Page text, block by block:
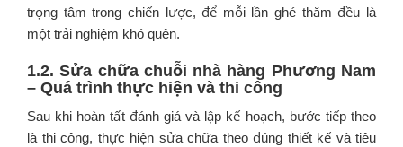
trọng tâm trong chiến lược, để mỗi lần ghé thăm đều là
một trải nghiệm khó quên.
1.2. Sửa chữa chuỗi nhà hàng Phương Nam
– Quá trình thực hiện và thi công
Sau khi hoàn tất đánh giá và lập kế hoạch, bước tiếp theo
là thi công, thực hiện sửa chữa theo đúng thiết kế và tiêu